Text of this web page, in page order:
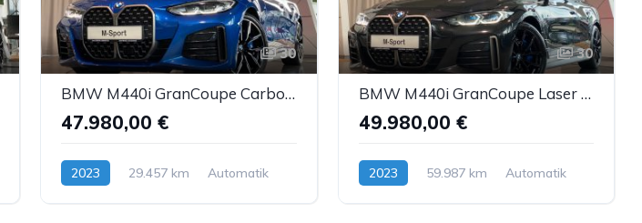
30
BMW M440i GranCoupe Carbon Curved Memory GSD H&K 19"
47.980,00 €
2023 29.457 km
Automatik
30
BMW M440i GranCoupe Laser Curved Carbon H&K ACC 19"
49.980,00 €
2023 59.987 km
Automatik